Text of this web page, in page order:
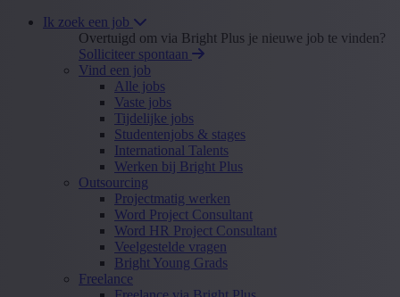
Ik zoek een job
Overtuigd om via Bright Plus je nieuwe job te vinden?
Solliciteer spontaan
Vind een job
Alle jobs
Vaste jobs
Tijdelijke jobs
Studentenjobs & stages
International Talents
Werken bij Bright Plus
Outsourcing
Projectmatig werken
Word Project Consultant
Word HR Project Consultant
Veelgestelde vragen
Bright Young Grads
Freelance